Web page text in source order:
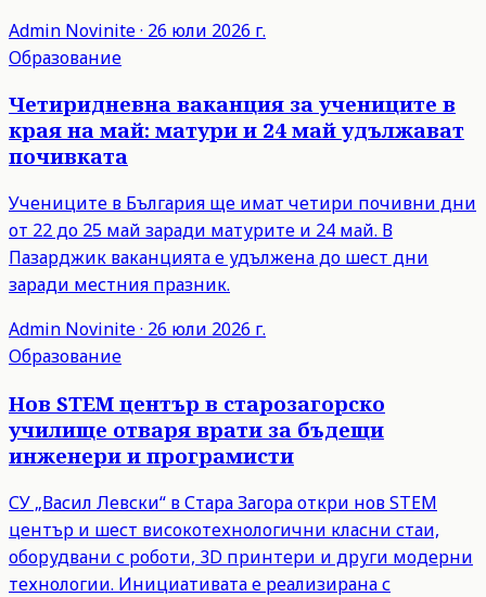
Admin Novinite· 26 юли 2026 г.
Образование
Четиридневна ваканция за учениците в
края на май: матури и 24 май удължават
почивката
Учениците в България ще имат четири почивни дни
от 22 до 25 май заради матурите и 24 май. В
Пазарджик ваканцията е удължена до шест дни
заради местния празник.
Admin Novinite· 26 юли 2026 г.
Образование
Нов STEM център в старозагорско
училище отваря врати за бъдещи
инженери и програмисти
СУ „Васил Левски“ в Стара Загора откри нов STEM
център и шест високотехнологични класни стаи,
оборудвани с роботи, 3D принтери и други модерни
технологии. Инициативата е реализирана с